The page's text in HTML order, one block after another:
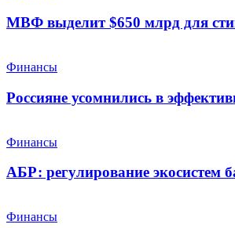
МВФ выделит $650 млрд для
Финансы
Россияне усомнились в
Финансы
АБР: регулирование экосистем
Финансы